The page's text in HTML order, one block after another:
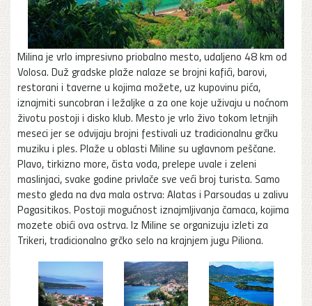
Milina je vrlo impresivno priobalno mesto, udaljeno 48 km od
Volosa. Duž gradske plaže nalaze se brojni kafići, barovi,
restorani i taverne u kojima možete, uz kupovinu pića,
iznajmiti suncobran i ležaljke a za one koje uživaju u noćnom
životu postoji i disko klub. Mesto je vrlo živo tokom letnjih
meseci jer se odvijaju brojni festivali uz tradicionalnu grčku
muziku i ples. Plaže u oblasti Miline su uglavnom peščane.
Plavo, tirkizno more, čista voda, prelepe uvale i zeleni
maslinjaci, svake godine privlače sve veći broj turista. Samo
mesto gleda na dva mala ostrva: Alatas i Parsoudas u zalivu
Pagasitikos. Postoji mogućnost iznajmljivanja čamaca, kojima
mozete obići ova ostrva. Iz Miline se organizuju izleti za
Trikeri, tradicionalno grčko selo na krajnjem jugu Piliona.